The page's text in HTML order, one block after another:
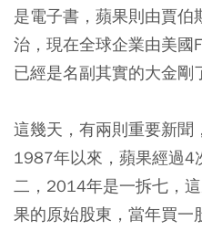
是電子書，蘋果則由賈伯
治，現在全球企業由美國
已經是名副其實的大金剛
這幾天，有兩則重要新聞
1987年以來，蘋果經過4
二，2014年是一拆七，
果的原始股東，當年買